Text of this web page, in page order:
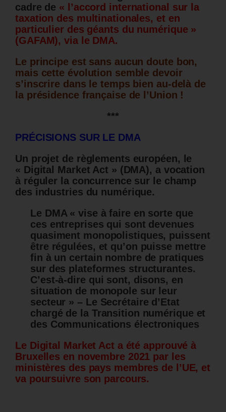
cadre de « l’accord international sur la
taxation des multinationales, et en
particulier des géants du numérique »
(GAFAM), via le DMA.
Le principe est sans aucun doute bon,
mais cette évolution semble devoir
s’inscrire dans le temps bien au-delà de
la présidence française de l’Union !
***
PRÉCISIONS SUR LE DMA
Un projet de règlements européen, le
« Digital Market Act » (DMA), a vocation
à réguler la concurrence sur le champ
des industries du numérique.
Le DMA « vise à faire en sorte que
ces entreprises qui sont devenues
quasiment monopolistiques, puissent
être régulées, et qu’on puisse mettre
fin à un certain nombre de pratiques
sur des plateformes structurantes.
C’est-à-dire qui sont, disons, en
situation de monopole sur leur
secteur » – Le Secrétaire d’Etat
chargé de la Transition numérique et
des Communications électroniques
Le Digital Market Act a été approuvé à
Bruxelles en novembre 2021 par les
ministères des pays membres de l’UE, et
va poursuivre son parcours.